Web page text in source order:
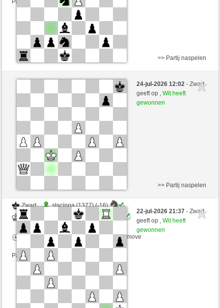
Partij telt mee voor de ranglijst
Wit
Oelbert (1198) (-8)
Partij telt mee voor de ranglijst
>> Partij naspelen
24-jul-2026 12:02- Zwart
geeft op ,Wit heeft
gewonnen
Zwart
stacippa (1377) (-16)
Wit
Windhang (1368) (+16)
Speelduur: 5 minutes/side + 0 seconds/move
Partij telt mee voor de ranglijst
>> Partij naspelen
22-jul-2026 21:37- Zwart
geeft op ,Wit heeft
gewonnen